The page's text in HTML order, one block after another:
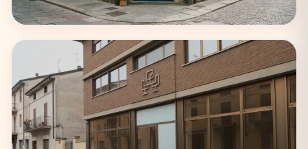
Milano
75 coworking